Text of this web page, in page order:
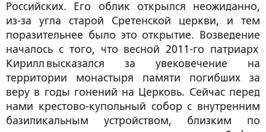
Российских. Его облик открылся неожиданно,
из-за угла старой Сретенской церкви, и тем
поразительнее было это открытие. Возведение
началось с того, что весной 2011-го патриарх
Кирилл высказался за увековечение на
территории монастыря памяти погибших за
веру в годы гонений на Церковь. Сейчас перед
нами крестово-купольный собор с внутренним
базиликальным устройством, близким по